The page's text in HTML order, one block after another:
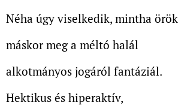
Néha úgy viselkedik, mintha
máskor meg a méltó halál
alkotmányos jogáról fantáziál.
Hektikus és hiperaktív,